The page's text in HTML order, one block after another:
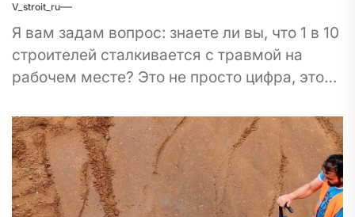
V_stroit_ru
Я вам задам вопрос: знаете ли вы, что 1 в 10
строителей сталкивается с травмой на
рабочем месте? Это не просто цифра, это